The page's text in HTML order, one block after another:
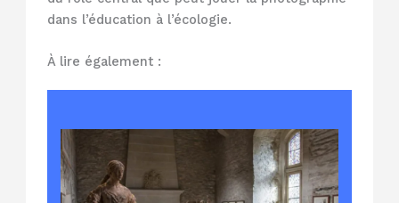
dans l’éducation à l’écologie.
À lire également :